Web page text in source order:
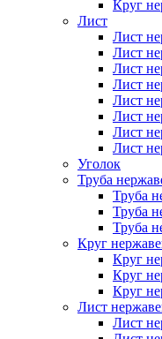
Круг
Лист
Лист
Лист
Лист
Лист
Лист
Лист
Лист
Лист
Уголок
Труба
Труба
Труба
Труба
Круг
Круг
Круг
Круг
Лист
Лист